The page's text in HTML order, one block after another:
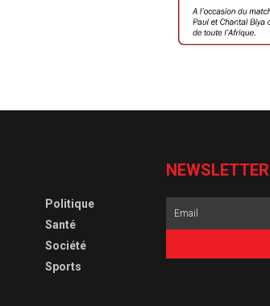
Politique
Santé
Société
Sports
NEWSLETTER